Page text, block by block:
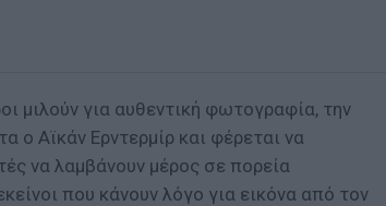
μιλούν για αυθεντική φωτογραφία, την
ο Αϊκάν Ερντερμίρ και φέρεται να
να λαμβάνουν μέρος σε πορεία
που κάνουν λόγο για εικόνα από τον